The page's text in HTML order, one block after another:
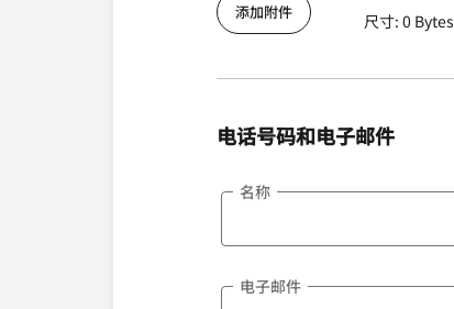
添加附件 尺寸: 0 Bytes
电话号码和电子邮件
名称
电子邮件